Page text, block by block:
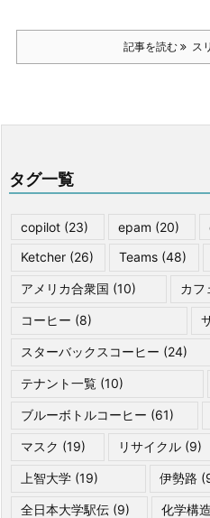
記事を読む ス
タグ一覧
copilot (23) epam (20)
Ketcher (26) Teams (48)
アメリカ合衆国 (10) カフ
コーヒー (8)
スターバックスコーヒー (24)
テナント一覧 (10)
ブルーボトルコーヒー (61)
マスク (19) リサイクル (9)
上智大学 (19) 伊勢路
全日本大学駅伝 (9) 化学構